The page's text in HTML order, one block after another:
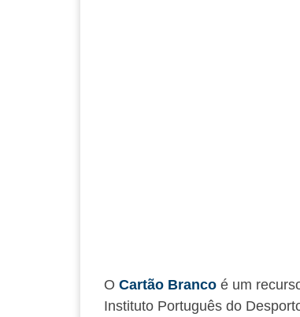
O Cartão Branco é um
Instituto Português do